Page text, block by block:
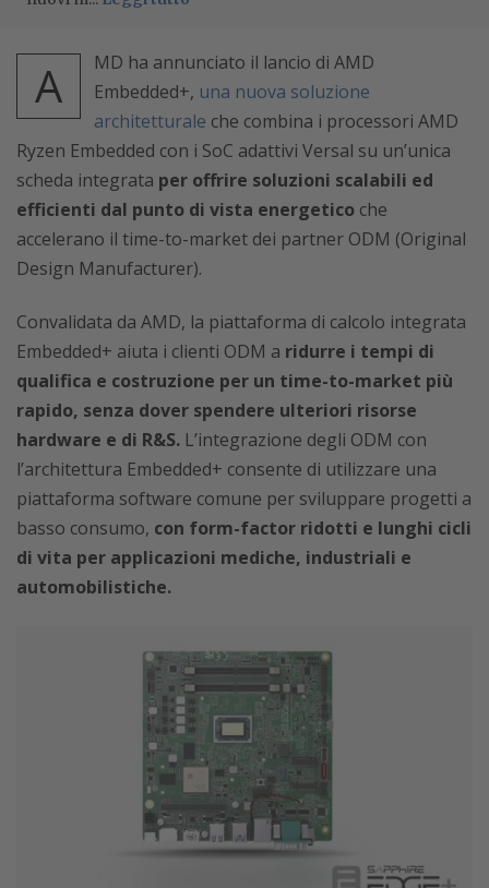
A
MD ha annunciato il lancio di AMD
Embedded+, una nuova soluzione
architetturale che combina i processori AMD
Ryzen Embedded con i SoC adattivi Versal su un’unica
scheda integrata per offrire soluzioni scalabili ed
efficienti dal punto di vista energetico che
accelerano il time-to-market dei partner ODM (Original
Design Manufacturer).
Convalidata da AMD, la piattaforma di calcolo integrata
Embedded+ aiuta i clienti ODM a ridurre i tempi di
qualifica e costruzione per un time-to-market più
rapido, senza dover spendere ulteriori risorse
hardware e di R&S. L’integrazione degli ODM con
l’architettura Embedded+ consente di utilizzare una
piattaforma software comune per sviluppare progetti a
basso consumo, con form-factor ridotti e lunghi cicli
di vita per applicazioni mediche, industriali e
automobilistiche.